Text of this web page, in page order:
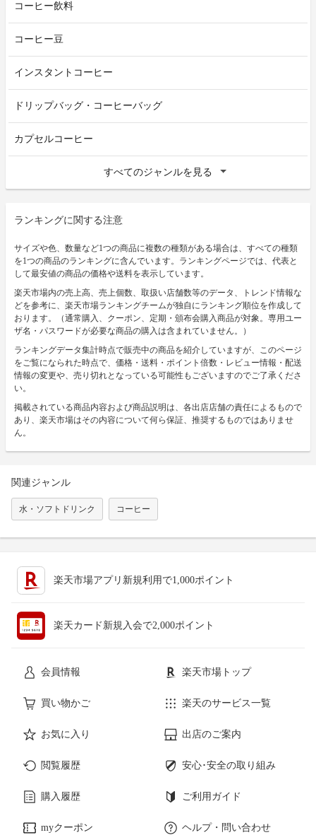
コーヒー飲料
コーヒー豆
インスタントコーヒー
ドリップバッグ・コーヒーバッグ
カプセルコーヒー
すべてのジャンルを見る
ランキングに関する注意
サイズや色、数量など1つの商品に複数の種類がある場合は、すべての種類
を1つの商品のランキングに含んでいます。ランキングページでは、代表と
して最安値の商品の価格や送料を表示しています。
楽天市場内の売上高、売上個数、取扱い店舗数等のデータ、トレンド情報な
どを参考に、楽天市場ランキングチームが独自にランキング順位を作成して
おります。（通常購入、クーポン、定期・頒布会購入商品が対象。専用ユー
ザ名・パスワードが必要な商品の購入は含まれていません。）
ランキングデータ集計時点で販売中の商品を紹介していますが、このページ
をご覧になられた時点で、価格・送料・ポイント倍数・レビュー情報・配送
情報の変更や、売り切れとなっている可能性もございますのでご了承くださ
い。
掲載されている商品内容および商品説明は、各出店店舗の責任によるもので
あり、楽天市場はその内容について何ら保証、推奨するものではありませ
ん。
関連ジャンル
水・ソフトドリンク コーヒー
楽天市場アプリ新規利用で1,000ポイント
楽天カード新規入会で2,000ポイント
会員情報 楽天市場トップ
買い物かご 楽天のサービス一覧
お気に入り 出店のご案内
閲覧履歴 安心･安全の取り組み
購入履歴 ご利用ガイド
myクーポン ヘルプ・問い合わせ